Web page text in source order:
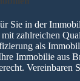
Sie in der
zahlreichen
als
Immobilie aus
Vereinbaren